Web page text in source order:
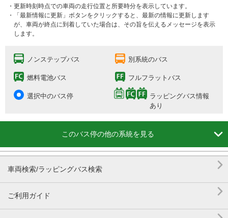
・更新時刻時点での車両の走行位置と所要時分を表示しています。
・「最新情報に更新」ボタンをクリックすると、最新の情報に更新します
が、車両が終点に到着していた場合は、その旨を伝えるメッセージを表示
します。
ノンステップバス 別系統のバス
燃料電池バス フルフラットバス
選択中のバス停
ラッピングバス情報
あり
このバス停の他の系統を見る 
車両検索/ラッピングバス検索 
ご利用ガイド
